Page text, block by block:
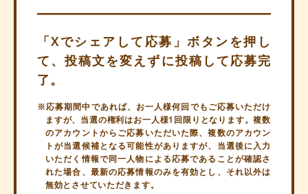
「Xでシェアして応募」ボタンを押し
て、投稿文を変えずに投稿して応募完
了。
※応募期間中であれば、お一人様何回でもご応募いただけ
ますが、当選の権利はお一人様1回限りとなります。複数
のアカウントからご応募いただいた際、複数のアカウン
トが当選候補となる可能性がありますが、当選後に入力
いただく情報で同一人物による応募であることが確認さ
れた場合、最新の応募情報のみを有効とし、それ以外は
無効とさせていただきます。